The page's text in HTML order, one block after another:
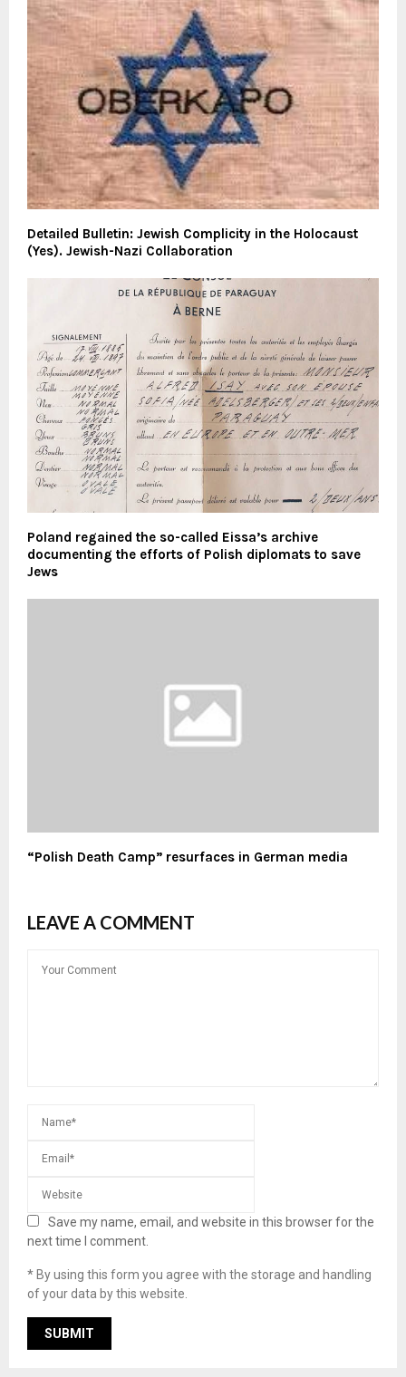
Detailed Bulletin: Jewish Complicity in the Holocaust
(Yes). Jewish-Nazi Collaboration
Poland regained the so-called Eissa’s archive
documenting the efforts of Polish diplomats to save
Jews
“Polish Death Camp” resurfaces in German media
LEAVE A COMMENT
Save my name, email, and website in this browser for the
next time I comment.
* By using this form you agree with the storage and handling
of your data by this website.